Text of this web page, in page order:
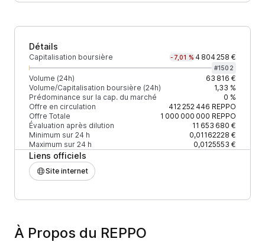
Détails
Capitalisation boursière -7,01 % 4 804 258 €
#1502
Volume (24h)
63 816 €
Volume/Capitalisation boursière (24h)
1,33 %
Prédominance sur la cap. du marché
0 %
Offre en circulation
412 252 446 REPPO
Offre Totale
1 000 000 000 REPPO
Évaluation après dilution
11 653 680 €
Minimum sur 24 h
0,01162228 €
Maximum sur 24 h
0,0125553 €
Liens officiels
Site internet
À Propos du REPPO